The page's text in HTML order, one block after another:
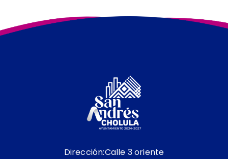
proveedores y contratistas 2024-
2027
Dirección:Calle 3 oriente